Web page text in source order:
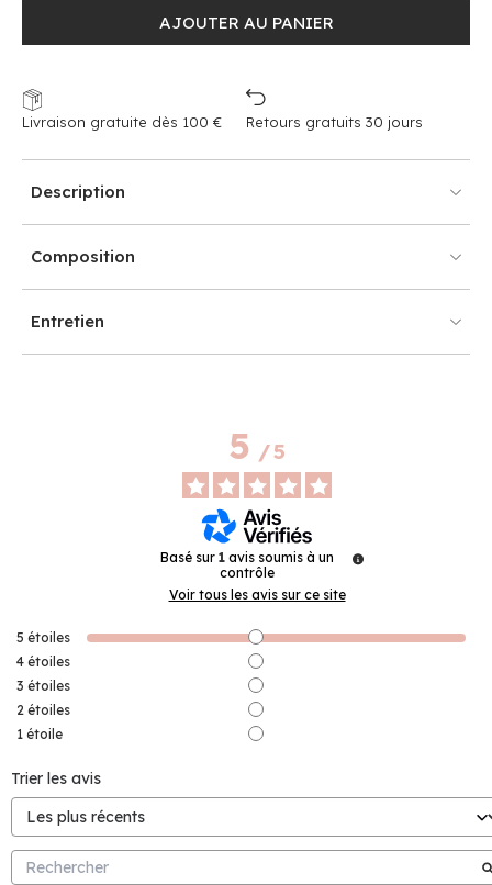
AJOUTER AU PANIER
Livraison gratuite dès 100 € Retours gratuits 30 jours
Description
Composition
Entretien
5/5
Basé sur 1 avis soumis à un
contrôle
Voir tous les avis sur ce site
5 étoiles
4 étoiles
3 étoiles
2 étoiles
1 étoile
Trier les avis